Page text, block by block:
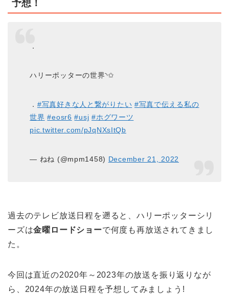
予想！
．
ハリーポッターの世界︎︎◝✩
． #写真好きな人と繋がりたい #写真で伝える私の
世界 #eosr6 #usj #ホグワーツ
pic.twitter.com/pJqNXsItQb
— ねね (@mpm1458) December 21, 2022
過去のテレビ放送日程を遡ると、ハリーポッターシリ
ーズは金曜ロードショーで何度も再放送されてきまし
た。
今回は直近の2020年～2023年の放送を振り返りなが
ら、2024年の放送日程を予想してみましょう!